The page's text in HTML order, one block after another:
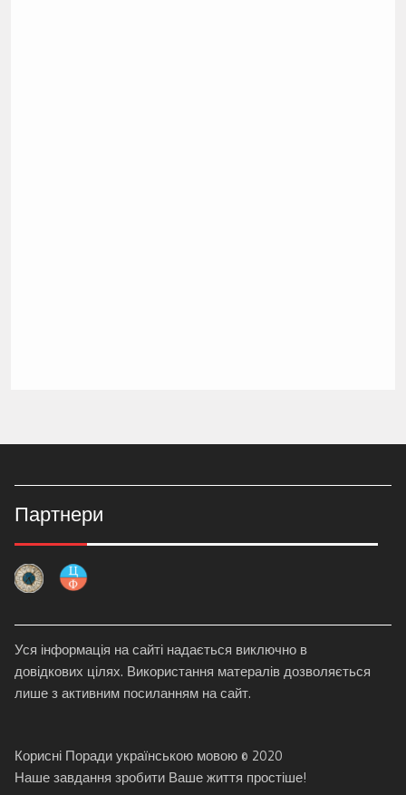
Партнери
Уся інформація на сайті надається виключно в
довідкових цілях. Використання матералів дозволяється
лише з активним посиланням на сайт.
Корисні Поради українською мовою © 2020
Наше завдання зробити Ваше життя простіше!